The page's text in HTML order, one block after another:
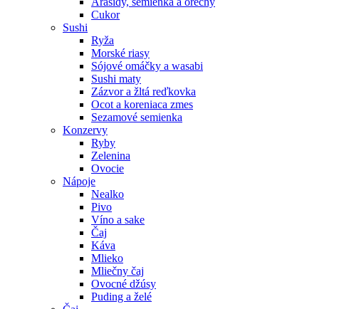
Cukor
Sushi
Ryža
Morské riasy
Sójové omáčky a wasabi
Sushi maty
Zázvor a žltá reďkovka
Ocot a koreniaca zmes
Sezamové semienka
Konzervy
Ryby
Zelenina
Ovocie
Nápoje
Nealko
Pivo
Víno a sake
Čaj
Káva
Mlieko
Mliečny čaj
Ovocné džúsy
Puding a želé